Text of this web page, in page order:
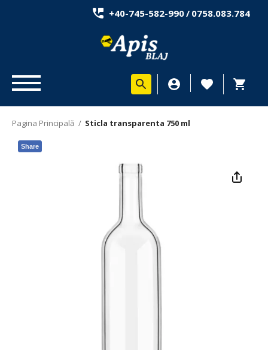
+40-745-582-990/ 0758.083.784
Pagina Principală / Sticla transparenta 750 ml
Share